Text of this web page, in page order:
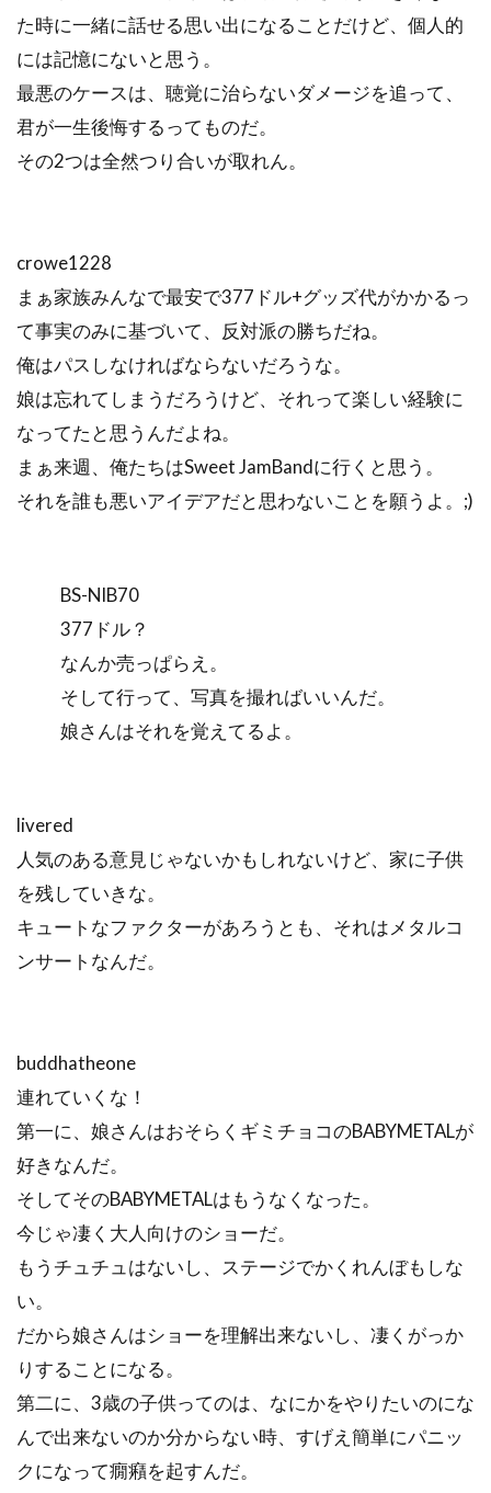
た時に一緒に話せる思い出になることだけど、個人的
には記憶にないと思う。
最悪のケースは、聴覚に治らないダメージを追って、
君が一生後悔するってものだ。
その2つは全然つり合いが取れん。
crowe1228
まぁ家族みんなで最安で377ドル+グッズ代がかかるっ
て事実のみに基づいて、反対派の勝ちだね。
俺はパスしなければならないだろうな。
娘は忘れてしまうだろうけど、それって楽しい経験に
なってたと思うんだよね。
まぁ来週、俺たちはSweet JamBandに行くと思う。
それを誰も悪いアイデアだと思わないことを願うよ。;)
BS-NIB70
377ドル？
なんか売っぱらえ。
そして行って、写真を撮ればいいんだ。
娘さんはそれを覚えてるよ。
livered
人気のある意見じゃないかもしれないけど、家に子供
を残していきな。
キュートなファクターがあろうとも、それはメタルコ
ンサートなんだ。
buddhatheone
連れていくな！
第一に、娘さんはおそらくギミチョコのBABYMETALが
好きなんだ。
そしてそのBABYMETALはもうなくなった。
今じゃ凄く大人向けのショーだ。
もうチュチュはないし、ステージでかくれんぼもしな
い。
だから娘さんはショーを理解出来ないし、凄くがっか
りすることになる。
第二に、3歳の子供ってのは、なにかをやりたいのにな
んで出来ないのか分からない時、すげえ簡単にパニッ
クになって癇癪を起すんだ。